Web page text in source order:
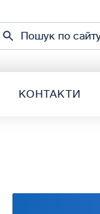
Пошук по
КОНТАКТИ